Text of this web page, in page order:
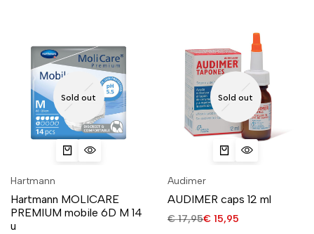
Sold out
Hartmann
Hartmann MOLICARE
PREMIUM mobile 6D M 14
u
Sold out
Audimer
AUDIMER caps 12 ml
€17,95€ 15,95